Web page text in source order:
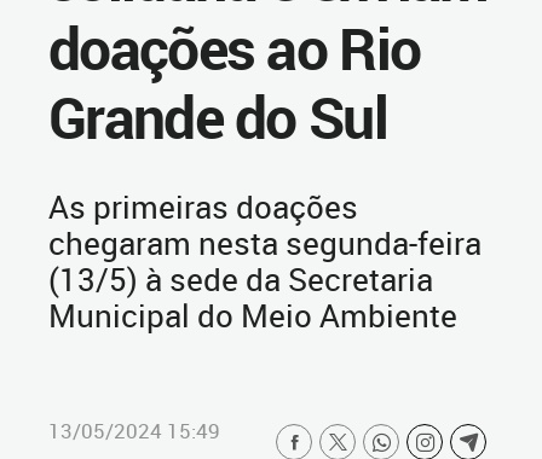
doações ao Rio
Grande do Sul
As primeiras doações
chegaram nesta segunda-feira
(13/5) à sede da Secretaria
Municipal do Meio Ambiente
13/05/2024 15:49